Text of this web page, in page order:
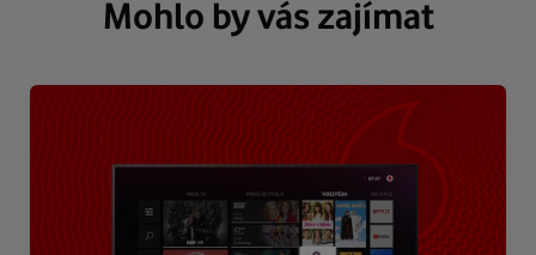
Mohlo by vás zajímat